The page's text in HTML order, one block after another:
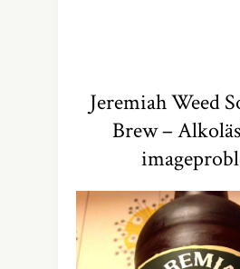
Jeremiah Weed
Brew –